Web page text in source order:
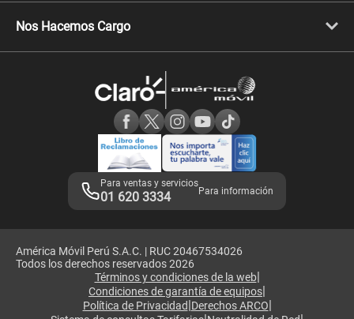
Celulares Motorola
Llamada por llamada
Comprobantes electrónicos
Consulta de IMEI
Nos Hacemos Cargo
Consulta de reclamos
Adquirientes iPhone 6, 6S y SE
Mensaje de Seguridad
Términos y Condiciones de Tienda Claro
Libro de Reclamaciones
Legales de marketplace
Para ventas y servicios
01 620 3334 Para información
América Móvil Perú S.A.C. | RUC 20467534026
Todos los derechos reservados 2026
Términos y condiciones de la web|
Condiciones de garantía de equipos|
Política de Privacidad|Derechos ARCO|